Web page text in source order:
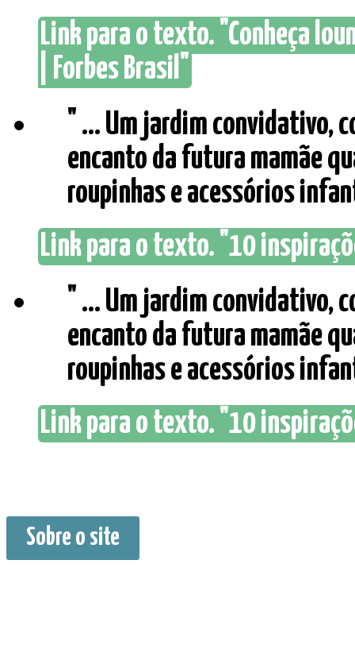
Link para o texto. "Conheça
| Forbes Brasil"
" ... Um jardim convidativo,
encanto da futura mamãe
roupinhas e acessórios
Link para o texto. "10
" ... Um jardim convidativo,
encanto da futura mamãe
roupinhas e acessórios
Link para o texto. "10
Sobre o site